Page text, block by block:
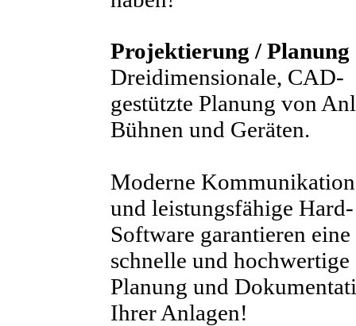
Projektierung / Planung
Dreidimensionale, CAD-
gestützte Planung von
Bühnen und Geräten.
Moderne
und leistungsfähige
Software garantieren eine
schnelle und hochwertige
Planung und
Ihrer Anlagen!